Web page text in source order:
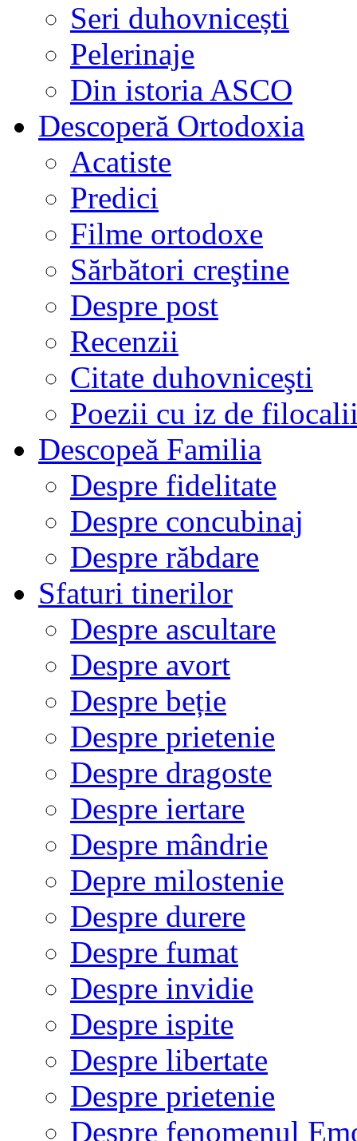
Seri duhovnicești
Pelerinaje
Din istoria ASCO
Descoperă Ortodoxia
Acatiste
Predici
Filme ortodoxe
Sărbători creştine
Despre post
Recenzii
Citate duhovniceşti
Poezii cu iz de
Descopeă Familia
Despre fidelitate
Despre concubinaj
Despre răbdare
Sfaturi tinerilor
Despre ascultare
Despre avort
Despre beție
Despre prietenie
Despre dragoste
Despre iertare
Despre mândrie
Depre milostenie
Despre durere
Despre fumat
Despre invidie
Despre ispite
Despre libertate
Despre prietenie
Despre fenomenul